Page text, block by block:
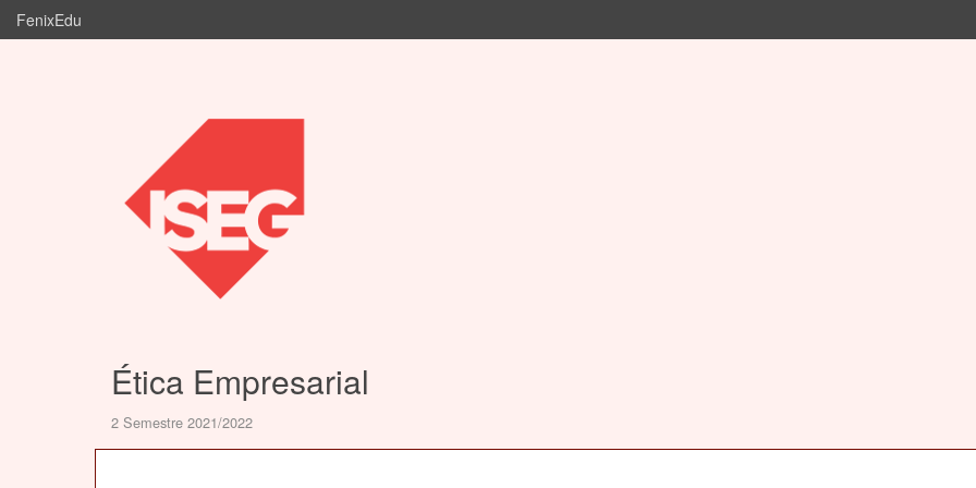
FenixEdu
Ética Empresarial
2 Semestre 2021/2022